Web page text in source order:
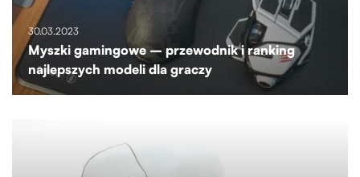
30.03.2023
Myszki gamingowe – przewodnik i ranking
najlepszych modeli dla graczy